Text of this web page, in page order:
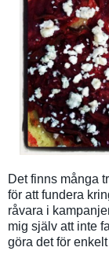
Det finns många
för att fundera
råvara i
mig själv att inte
göra det för